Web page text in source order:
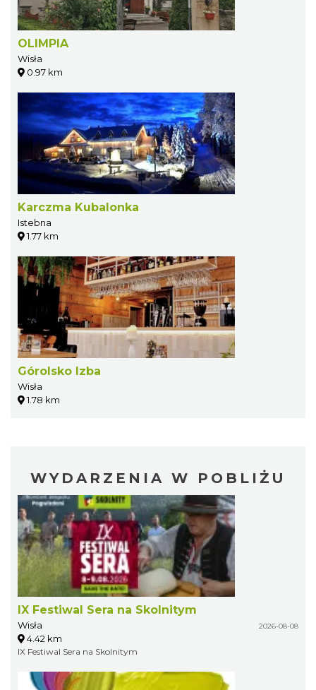
OLIMPIA
Wisła
0.97 km
Karczma Kubalonka
Istebna
1.77 km
Górolsko Izba
Wisła
1.78 km
WYDARZENIA W POBLIŻU
IX Festiwal Sera na Skolnitym
Wisła 2026-08-08
4.42 km
IX Festiwal Sera na Skolnitym